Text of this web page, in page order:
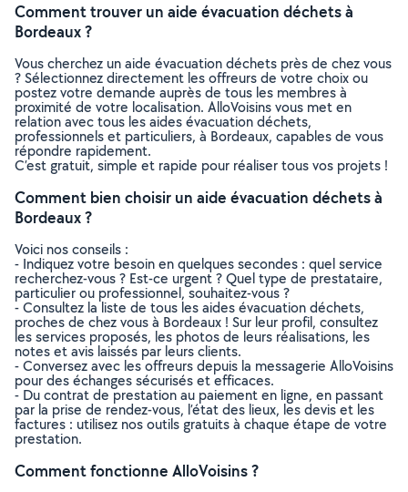
Comment trouver un aide évacuation déchets à
Bordeaux ?
Vous cherchez un aide évacuation déchets près de chez vous
? Sélectionnez directement les offreurs de votre choix ou
postez votre demande auprès de tous les membres à
proximité de votre localisation. AlloVoisins vous met en
relation avec tous les aides évacuation déchets,
professionnels et particuliers, à Bordeaux, capables de vous
répondre rapidement.
C’est gratuit, simple et rapide pour réaliser tous vos projets !
Comment bien choisir un aide évacuation déchets à
Bordeaux ?
Voici nos conseils :
- Indiquez votre besoin en quelques secondes : quel service
recherchez-vous ? Est-ce urgent ? Quel type de prestataire,
particulier ou professionnel, souhaitez-vous ?
- Consultez la liste de tous les aides évacuation déchets,
proches de chez vous à Bordeaux ! Sur leur profil, consultez
les services proposés, les photos de leurs réalisations, les
notes et avis laissés par leurs clients.
- Conversez avec les offreurs depuis la messagerie AlloVoisins
pour des échanges sécurisés et efficaces.
- Du contrat de prestation au paiement en ligne, en passant
par la prise de rendez-vous, l’état des lieux, les devis et les
factures : utilisez nos outils gratuits à chaque étape de votre
prestation.
Comment fonctionne AlloVoisins ?